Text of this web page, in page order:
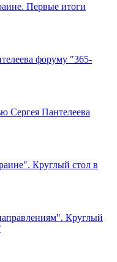
Первые итоги
форуму "365-
Сергея Пантелеева
Круглый стол в
Круглый